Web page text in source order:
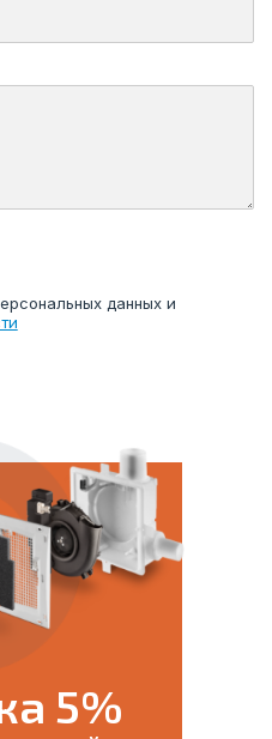
данных и
5%